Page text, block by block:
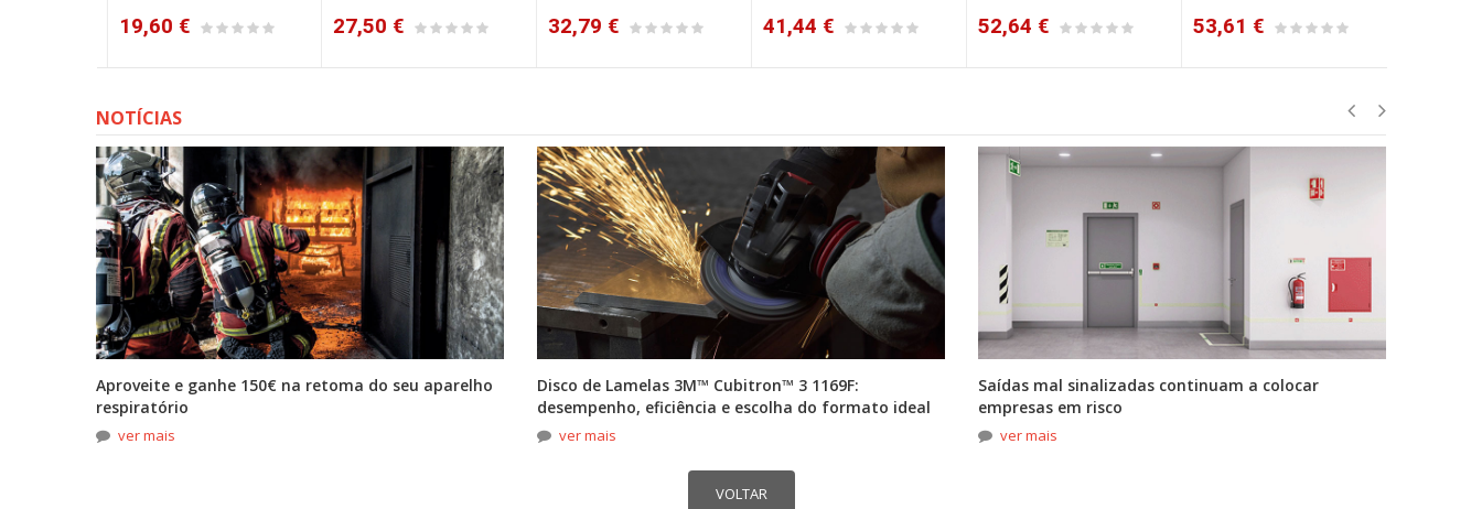
19,60 € 27,50 € 32,79 € 41,44 € 52,64 € 53,61 €
NOTÍCIAS
Aproveite e ganhe 150€ na retoma do seu aparelho
respiratório
ver mais
Disco de Lamelas 3M™ Cubitron™ 3 1169F:
desempenho, eficiência e escolha do formato ideal
ver mais
Saídas mal sinalizadas continuam a colocar
empresas em risco
ver mais